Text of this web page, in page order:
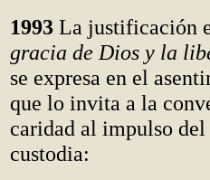
1993 La justificación
gracia de Dios y la
se expresa en el
que lo invita a la
caridad al impulso
custodia: